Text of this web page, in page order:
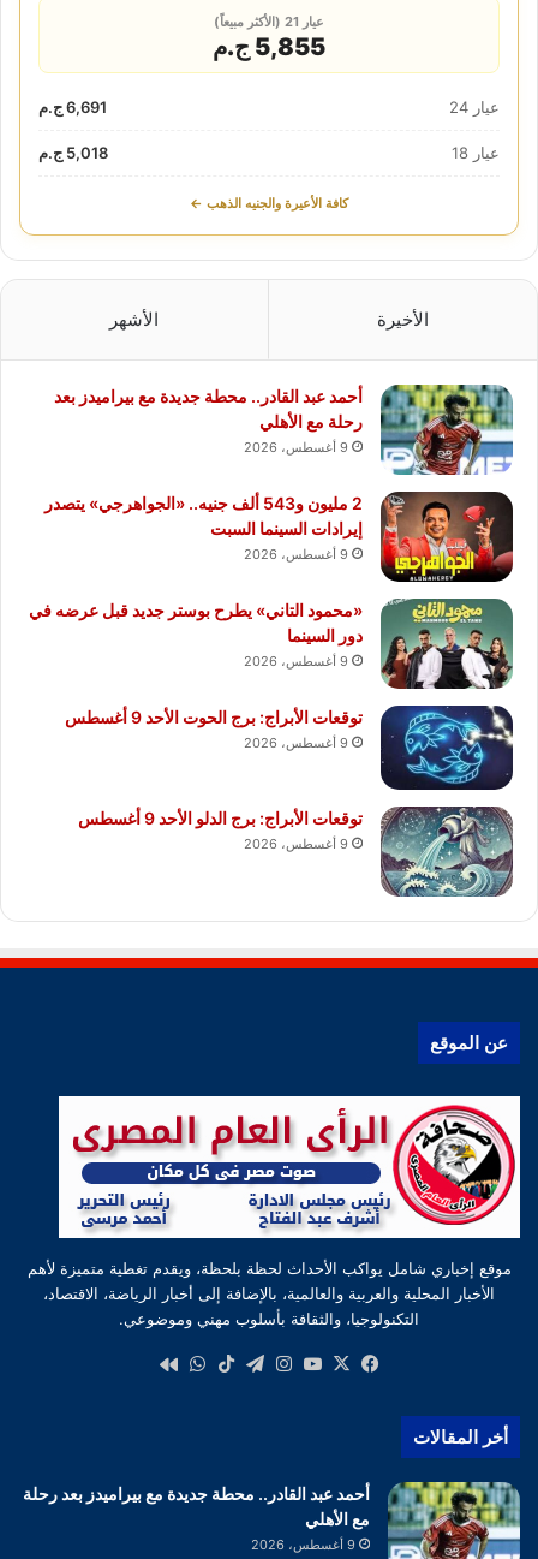
عيار 21 (الأكثر مبيعاً)
5,855 ج.م
عيار 24 6,691 ج.م
عيار 18 5,018 ج.م
كافة الأعيرة والجنيه الذهب ←
الأخيرة الأشهر
أحمد عبد القادر.. محطة جديدة مع بيراميدز بعد
رحلة مع الأهلي
9 أغسطس، 2026
2 مليون و543 ألف جنيه.. «الجواهرجي» يتصدر
إيرادات السينما السبت
9 أغسطس، 2026
«محمود التاني» يطرح بوستر جديد قبل عرضه في
دور السينما
9 أغسطس، 2026
توقعات الأبراج: برج الحوت الأحد 9 أغسطس
9 أغسطس، 2026
توقعات الأبراج: برج الدلو الأحد 9 أغسطس
9 أغسطس، 2026
عن الموقع
موقع إخباري شامل يواكب الأحداث لحظة بلحظة، ويقدم تغطية متميزة لأهم
الأخبار المحلية والعربية والعالمية، بالإضافة إلى أخبار الرياضة، الاقتصاد،
التكنولوجيا، والثقافة بأسلوب مهني وموضوعي.
فيسبوك
‫X
‫YouTube
انستقرام
تيلقرام‫TikTokواتساب
أخر المقالات
أحمد عبد القادر.. محطة جديدة مع بيراميدز بعد رحلة
مع الأهلي
9 أغسطس، 2026